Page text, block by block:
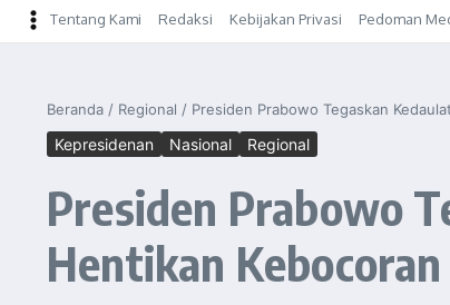
Tentang Kami Redaksi Kebijakan Privasi Pedoman
Beranda / Regional / Presiden Prabowo Tegaskan
Kepresidenan Nasional Regional
Presiden Prabowo
Hentikan